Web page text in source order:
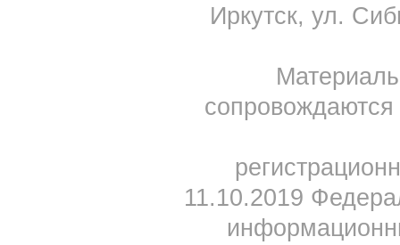
Иркутск, ул.
11.10.2019